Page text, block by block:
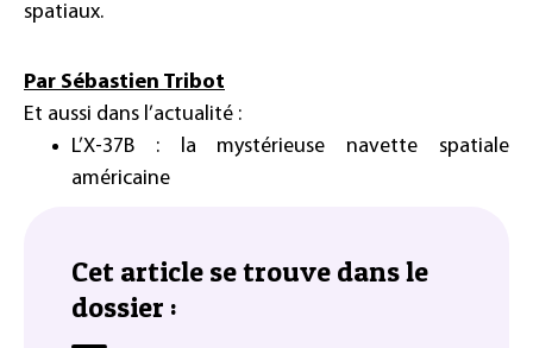
spatiaux.
Par Sébastien Tribot
Et aussi dans l’actualité :
L’X-37B : la mystérieuse navette spatiale
américaine
Cet article se trouve dans le
dossier :